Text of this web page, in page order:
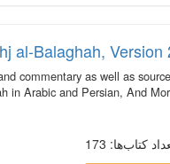
al-Balaghah, Version
commentary as well as
in Arabic and Persian, And
کتاب‌ها: 173